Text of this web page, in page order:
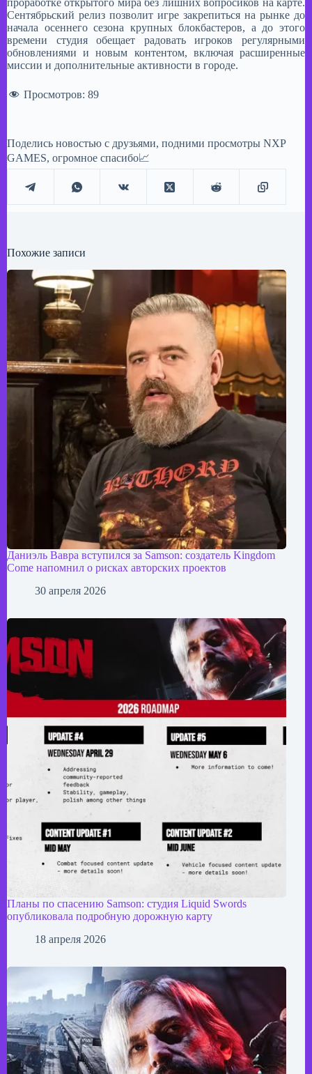
Сентябрьский релиз позволит игре закрепиться на рынке до
начала осеннего сезона крупных блокбастеров, а до этого
времени студия обещает радовать игроков регулярными
обновлениями и новым контентом, включая расширенные
миссии и дополнительные активности в городе.
Просмотров: 89
Поделись новостью с друзьями, подними просмотры NXP
GAMES, огромное спасибо📈
Похожие записи
Даниэль Вавра вступился за Samson: создатель Kingdom
Come напомнил о рисках авторских проектов
30 апреля 2026
Планы по спасению Samson: студия Liquid Swords
опубликовала подробную дорожную карту
18 апреля 2026